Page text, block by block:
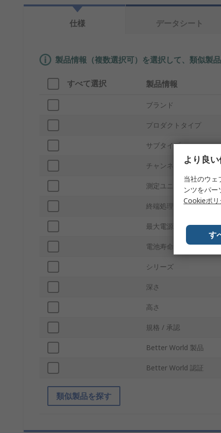
仕様 データシート
製品情報（複数選択可）を選択して、類似製品
すべて選択 製品情報
ブランド
プロダクトタイプ
サブタイプ
チャンネルの数
測定ユニット
終端処理
最大電源電圧
電池寿命
シリーズ
深さ
高さ
規格 / 承認
Better World 製品
Better World 認証
類似製品を探す
より良
当社のウェ
ンツをパー
Cookieポリ
す